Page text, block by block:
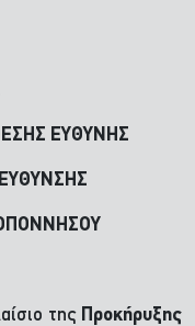
ΕΥΘΥΝΗΣ
της Προκήρυξης